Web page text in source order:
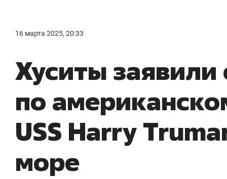
16 марта 2025, 20:33
Хуситы заявили
по
USS Harry
море
правил, бизнес может
потерять минимум
Как бизнесу выйти на зарубежные
рынки, почему надо знать аксакалов и
чем интересен Оман?